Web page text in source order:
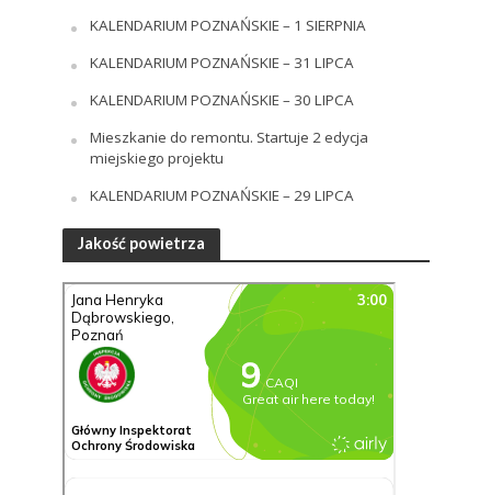
KALENDARIUM POZNAŃSKIE – 1 SIERPNIA
KALENDARIUM POZNAŃSKIE – 31 LIPCA
KALENDARIUM POZNAŃSKIE – 30 LIPCA
Mieszkanie do remontu. Startuje 2 edycja
miejskiego projektu
KALENDARIUM POZNAŃSKIE – 29 LIPCA
Jakość powietrza